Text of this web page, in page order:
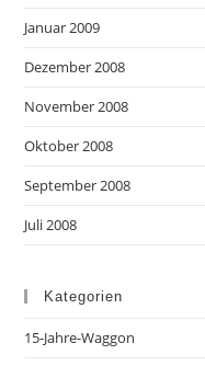
Januar 2009
Dezember 2008
November 2008
Oktober 2008
September 2008
Juli 2008
Kategorien
15-Jahre-Waggon